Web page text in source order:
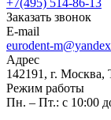
Заказать звонок
E-mail
eurodent-
Адрес
142191, г. Москва,
Режим работы
Пн. – Пт.: с 10:00